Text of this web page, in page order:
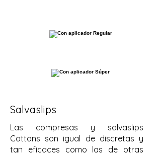
Salvaslips
Las compresas y salvaslips
Cottons son igual de discretas y
tan eficaces como las de otras